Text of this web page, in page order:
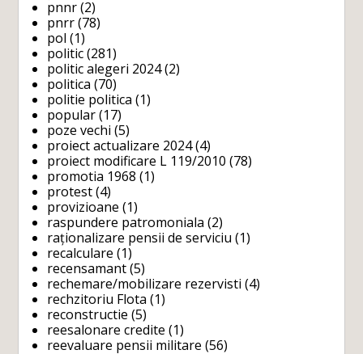
pnnr (2)
pnrr (78)
pol (1)
politic (281)
politic alegeri 2024(2)
politica (70)
politie politica (1)
popular (17)
poze vechi (5)
proiect actualizare 2024(4)
proiect modificare L 119/2010 (78)
promotia 1968 (1)
protest (4)
provizioane (1)
raspundere patromoniala (2)
raționalizare pensii de serviciu (1)
recalculare (1)
recensamant (5)
rechemare/mobilizare rezervisti (4)
rechzitoriu Flota (1)
reconstructie (5)
reesalonare credite (1)
reevaluare pensii militare (56)